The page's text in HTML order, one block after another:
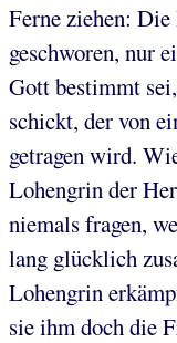
Ferne ziehen:
geschworen, nur
Gott bestimmt
schickt, der von
getragen wird.
Lohengrin der
niemals fragen,
lang glücklich
Lohengrin
sie ihm doch die